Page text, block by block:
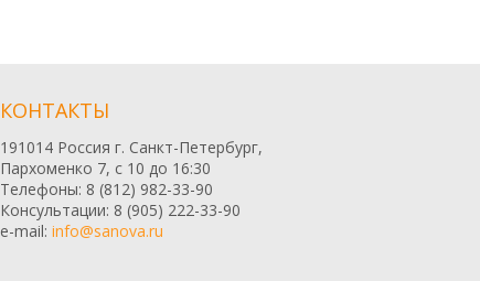
КОНТАКТЫ
191014 Россия г. Санкт-Петербург,
Пархоменко 7, с 10 до 16:30
Телефоны: 8 (812) 982-33-90
Консультации: 8 (905) 222-33-90
e-mail: info@sanova.ru